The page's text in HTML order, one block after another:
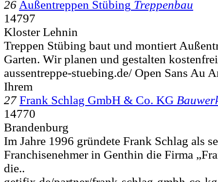
26 Außentreppen Stübing Treppenbau
14797
Kloster Lehnin
Treppen Stübing baut und montiert
Garten. Wir planen und gestalten
aussentreppe-stuebing.de/ Open Sans Au
Ihrem
27 Frank Schlag GmbH & Co. KG
14770
Brandenburg
Im Jahre 1996 gründete Frank Schlag als
Franchisenehmer in Genthin die Firma
die..